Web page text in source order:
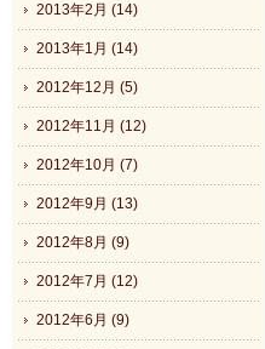
2013年2月 (14)
2013年1月 (14)
2012年12月 (5)
2012年11月 (12)
2012年10月 (7)
2012年9月 (13)
2012年8月 (9)
2012年7月 (12)
2012年6月 (9)